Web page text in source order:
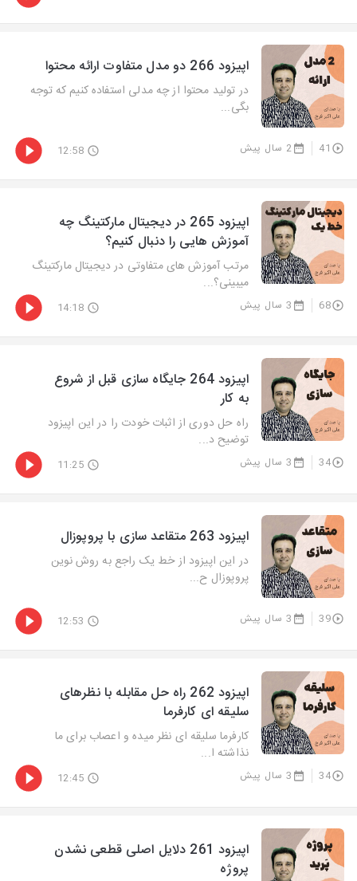
اپیزود 266 دو مدل متفاوت ارائه محتوا
در تولید محتوا از چه مدلی استفاده کنیم که توجه
بگی...
41 2 سال پیش 12:58
اپیزود 265 در دیجیتال مارکتینگ چه
آموزش هایی را دنبال کنیم؟
مرتب آموزش های متفاوتی در دیجیتال مارکتینگ
میبینی؟...
68 3 سال پیش 14:18
اپیزود 264 جایگاه سازی قبل از شروع
به کار
راه حل دوری از اثبات خودت را در این اپیزود
توضیح د...
34 3 سال پیش 11:25
اپیزود 263 متقاعد سازی با پروپوزال
در این اپیزود از خط یک راجع به روش نوین
پروپوزال ح...
39 3 سال پیش 12:53
اپیزود 262 راه حل مقابله با نظرهای
سلیقه ای کارفرما
کارفرما سلیقه ای نظر میده و اعصاب برای ما
نذاشته ا...
34 3 سال پیش 12:45
اپیزود 261 دلایل اصلی قطعی نشدن
پروژه